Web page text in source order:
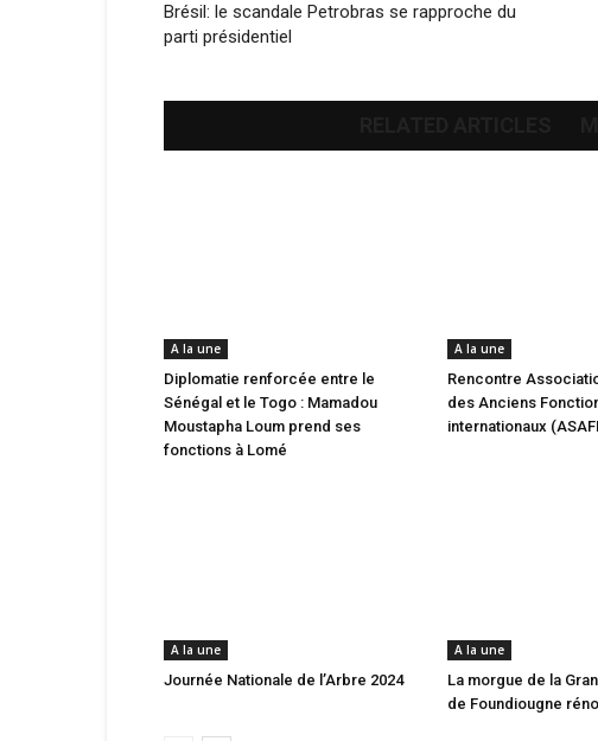
Brésil: le scandale Petrobras se rapproche du
parti présidentiel
A la une
Diplomatie renforcée entre le
Sénégal et le Togo : Mamadou
Moustapha Loum prend ses
fonctions à Lomé
A la une
Rencontre
des Anciens
internationaux
A la une
Journée Nationale de l’Arbre 2024
A la une
La morgue de la
de Foundiougne